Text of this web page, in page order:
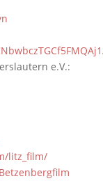
e.V.:
litz_film/